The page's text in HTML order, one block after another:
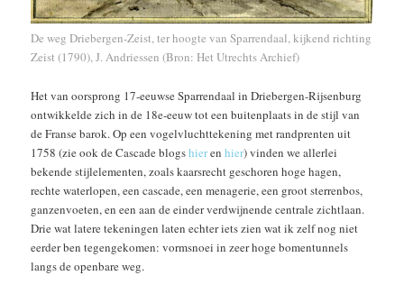
De weg Driebergen-Zeist, ter hoogte van Sparrendaal, kijkend richting
Zeist (1790), J. Andriessen (Bron: Het Utrechts Archief)
Het van oorsprong 17-eeuwse Sparrendaal in Driebergen-Rijsenburg
ontwikkelde zich in de 18e-eeuw tot een buitenplaats in de stijl van
de Franse barok. Op een vogelvluchttekening met randprenten uit
1758 (zie ook de Cascade blogshierenhier) vinden we allerlei
bekende stijlelementen, zoals kaarsrecht geschoren hoge hagen,
rechte waterlopen, een cascade, een menagerie, een groot sterrenbos,
ganzenvoeten, en een aan de einder verdwijnende centrale zichtlaan.
Drie wat latere tekeningen laten echter iets zien wat ik zelf nog niet
eerder ben tegengekomen: vormsnoei in zeer hoge bomentunnels
langs de openbare weg.